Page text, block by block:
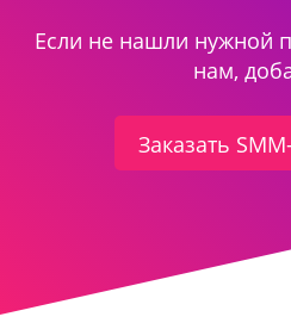
Если не нашли нужной
нам,
Заказать